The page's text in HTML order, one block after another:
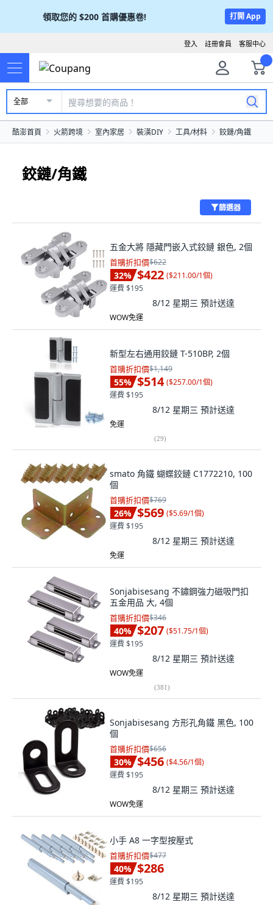
領取您的 $200 首購優惠卷! 打開 App
客服中心
註冊會員
登入
全部
酷澎首頁 火箭跨境 室內家居 裝潢DIY 工具/材料 鉸鏈/角鐵
鉸鏈/角鐵
篩選器
五金大將 隱藏門嵌入式鉸鏈 銀色, 2個
首購折扣價$622
32% $422 ($211.00/1個)
運費 $195
8/12 星期三 預計送達
WOW免運
新型左右通用鉸鏈 T-510BP, 2個
首購折扣價$1,149
55% $514 ($257.00/1個)
運費 $195
8/12 星期三 預計送達
免運
(29)
smato 角鐵 蝴蝶鉸鏈 C1772210, 100
個
首購折扣價$769
26% $569 ($5.69/1個)
運費 $195
8/12 星期三 預計送達
免運
Sonjabisesang 不鏽鋼強力磁吸門扣
五金用品 大, 4個
首購折扣價$346
40% $207 ($51.75/1個)
運費 $195
8/12 星期三 預計送達
WOW免運
(381)
Sonjabisesang 方形孔角鐵 黑色, 100
個
首購折扣價$656
30% $456 ($4.56/1個)
運費 $195
8/12 星期三 預計送達
WOW免運
小手 A8 一字型按壓式
首購折扣價$477
40% $286
運費 $195
8/12 星期三 預計送達